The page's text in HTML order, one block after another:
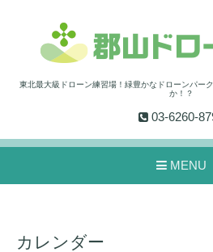
東北最大級ドローン練習場！緑豊かなドローンパー
か！？
03-6260-
MENU
カレンダー